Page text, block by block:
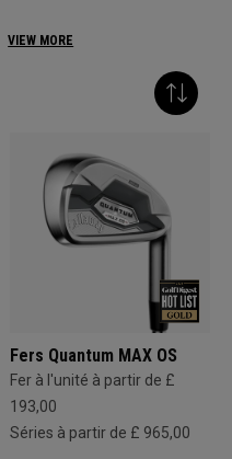
VIEW MORE
Fers Quantum MAX OS
Fer à l'unité à partir de £
193,00
Séries à partir de £ 965,00